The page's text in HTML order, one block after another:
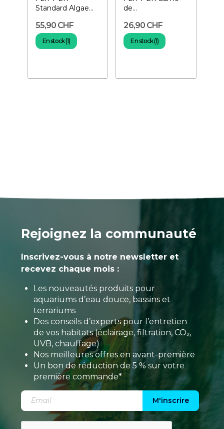
Standard Algae
pour aquarium
55,90 CHF
En stock (1)
de
pour Flipper
Standard
26,90 CHF
En stock (1)
Rejoignez la communauté
Inscrivez-vous à notre newsletter et
recevez chaque mois :
Les nouveautés produits pour
aquariums d’eau douce, bassins et
terrariums
Des conseils d’experts pour l’entretien
de vos habitats (éclairage, filtration, CO₂,
UVB, chauffage)
Nos meilleures offres en avant-première
Un bon de réduction de 5 % sur votre
première commande*
M'inscrire